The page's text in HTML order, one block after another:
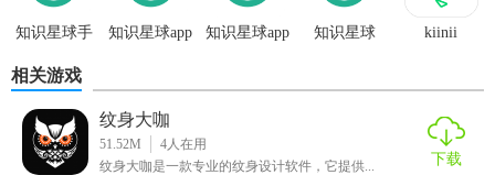
3. 创建设计：利用设计工具进行创作，调整图案大小、位
置、颜色等。
4. 保存分享：完成设计后保存作品，可分享至社交平台或社
区内展示。
知识星球手
知识星球app
知识星球app
知识星球
kiinii
相关游戏
纹身大咖
51.52M 4人在用
纹身大咖是一款专业的纹身设计软件，它提供...
下载